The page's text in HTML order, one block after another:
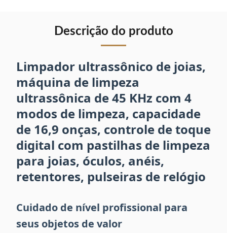
Descrição do produto
Limpador ultrassônico de joias,
máquina de limpeza
ultrassônica de 45 KHz com 4
modos de limpeza, capacidade
de 16,9 onças, controle de toque
digital com pastilhas de limpeza
para joias, óculos, anéis,
retentores, pulseiras de relógio
Cuidado de nível profissional para
seus objetos de valor